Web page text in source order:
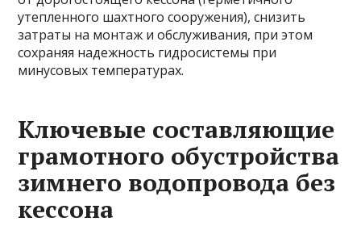
утепленного шахтного сооружения), снизить
затраты на монтаж и обслуживания, при этом
сохраняя надежность гидросистемы при
минусовых температурах.
Ключевые составляющие
грамотного обустройства
зимнего водопровода без
кессона